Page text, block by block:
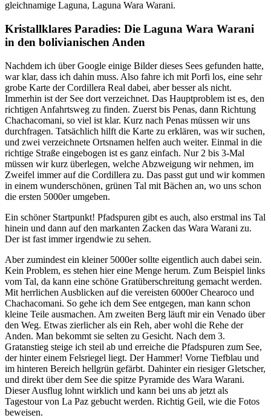
gleichnamige Laguna, Laguna Wara Warani.
Kristallklares Paradies: Die Laguna Wara Warani
in den bolivianischen Anden
Nachdem ich über Google einige Bilder dieses Sees gefunden hatte,
war klar, dass ich dahin muss. Also fahre ich mit Porfi los, eine sehr
grobe Karte der Cordillera Real dabei, aber besser als nicht.
Immerhin ist der See dort verzeichnet. Das Hauptproblem ist es, den
richtigen Anfahrtsweg zu finden. Zuerst bis Penas, dann Richtung
Chachacomani, so viel ist klar. Kurz nach Penas müssen wir uns
durchfragen. Tatsächlich hilft die Karte zu erklären, was wir suchen,
und zwei verzeichnete Ortsnamen helfen auch weiter. Einmal in die
richtige Straße eingebogen ist es ganz einfach. Nur 2 bis 3-Mal
müssen wir kurz überlegen, welche Abzweigung wir nehmen, im
Zweifel immer auf die Cordillera zu. Das passt gut und wir kommen
in einem wunderschönen, grünen Tal mit Bächen an, wo uns schon
die ersten 5000er umgeben.
Ein schöner Startpunkt! Pfadspuren gibt es auch, also erstmal ins Tal
hinein und dann auf den markanten Zacken das Wara Warani zu.
Der ist fast immer irgendwie zu sehen.
Aber zumindest ein kleiner 5000er sollte eigentlich auch dabei sein.
Kein Problem, es stehen hier eine Menge herum. Zum Beispiel links
vom Tal, da kann eine schöne Gratüberschreitung gemacht werden.
Mit herrlichen Ausblicken auf die vereisten 6000er Chearoco und
Chachacomani. So gehe ich dem See entgegen, man kann schon
kleine Teile ausmachen. Am zweiten Berg läuft mir ein Venado über
den Weg. Etwas zierlicher als ein Reh, aber wohl die Rehe der
Anden. Man bekommt sie selten zu Gesicht. Nach dem 3.
Gratanstieg steige ich steil ab und erreiche die Pfadspuren zum See,
der hinter einem Felsriegel liegt. Der Hammer! Vorne Tiefblau und
im hinteren Bereich hellgrün gefärbt. Dahinter ein riesiger Gletscher,
und direkt über dem See die spitze Pyramide des Wara Warani.
Dieser Ausflug lohnt wirklich und kann bei uns ab jetzt als
Tagestour von La Paz gebucht werden. Richtig Geil, wie die Fotos
beweisen.